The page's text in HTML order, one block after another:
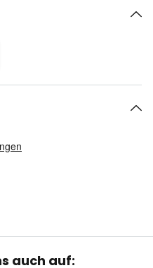
auch auf: